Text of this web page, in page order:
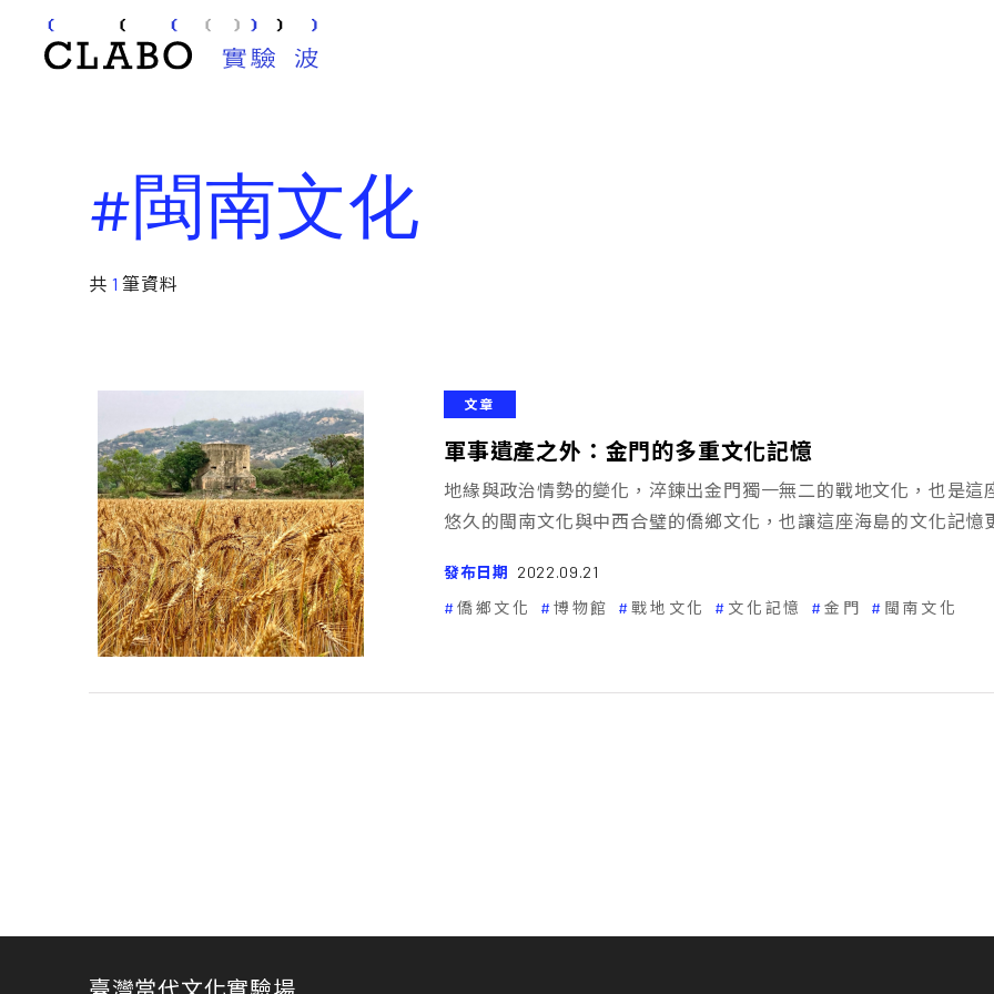
#閩南文化
共 1筆資料
文章
軍事遺產之外：金門的多重文化記憶
地緣與政治情勢的變化，淬鍊出金門獨一無二的戰地文化，也是
悠久的閩南文化與中西合璧的僑鄉文化，也讓這座海島的文化記憶
發布日期 2022.09.21
僑鄉文化
博物館 戰地文化 文化記憶 金門 閩南文化
臺灣當代文化實驗場